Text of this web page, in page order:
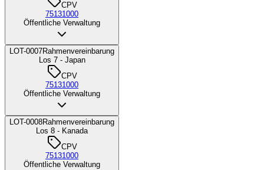
CPV
75131000
Öffentliche Verwaltung
LOT-0007Rahmenvereinbarung
Los 7 - Japan
CPV
75131000
Öffentliche Verwaltung
LOT-0008Rahmenvereinbarung
Los 8 - Kanada
CPV
75131000
Öffentliche Verwaltung